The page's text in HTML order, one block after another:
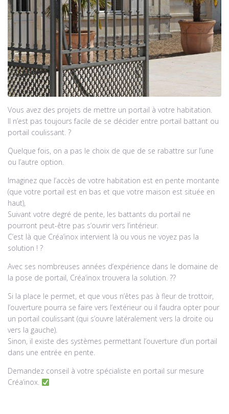
Vous avez des projets de mettre un portail à votre habitation.
Il n’est pas toujours facile de se décider entre portail battant ou
portail coulissant. ?
Quelque fois, on a pas le choix de que de se rabattre sur l’une
ou l’autre option.
Imaginez que l’accès de votre habitation est en pente montante
(que votre portail est en bas et que votre maison est située en
haut),
Suivant votre degré de pente, les battants du portail ne
pourront peut-être pas s’ouvrir vers l’intérieur.
C’est là que Créa’inox intervient là ou vous ne voyez pas la
solution ! ?
Avec ses nombreuses années d’expérience dans le domaine de
la pose de portail, Créa’inox trouvera la solution. ??
Si la place le permet, et que vous n’êtes pas à fleur de trottoir,
l’ouverture pourra se faire vers l’extérieur ou il faudra opter pour
un portail coulissant (qui s’ouvre latéralement vers la droite ou
vers la gauche).
Sinon, il existe des systèmes permettant l’ouverture d’un portail
dans une entrée en pente.
Demandez conseil à votre spécialiste en portail sur mesure
Créa’inox.